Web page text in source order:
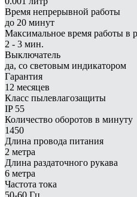
Время непрерывной работы
до 20 минут
Максимальное время работы в
2 - 3 мин.
Выключатель
да, со световым индикатором
Гарантия
12 месяцев
Класс пылевлагозащиты
IP 55
Количество оборотов в минуту
1450
Длина провода питания
2 метра
Длина раздаточного рукава
6 метра
Частота тока
50-60 Гц